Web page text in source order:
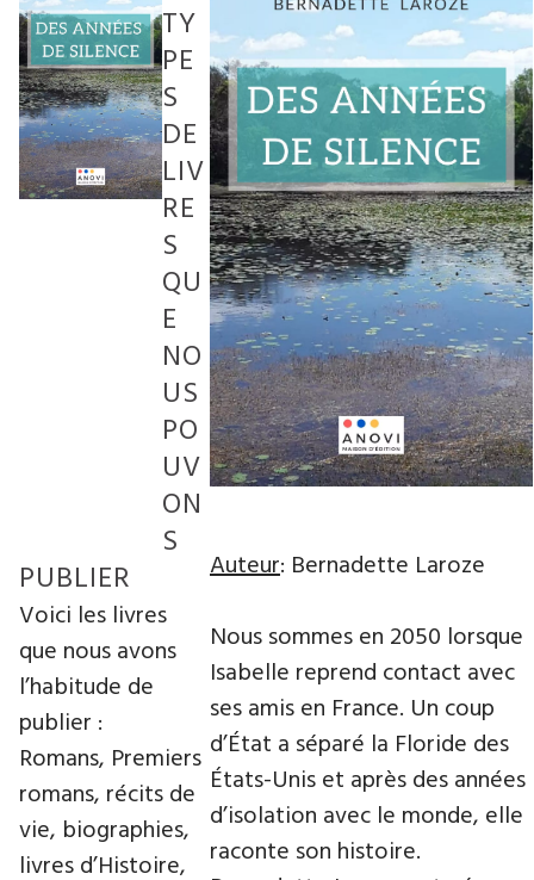
Auteur: Bernadette Laroze
Nous sommes en 2050 lorsque
Isabelle reprend contact avec
ses amis en France. Un coup
d’État a séparé la Floride des
États-Unis et après des années
d’isolation avec le monde, elle
raconte son histoire.
TY
PE
S
DE
LIV
RE
S
QU
E
NO
US
PO
UV
ON
S
PUBLIER
Voici les livres
que nous avons
l’habitude de
publier :
Romans, Premiers
romans, récits de
vie, biographies,
livres d’Histoire,